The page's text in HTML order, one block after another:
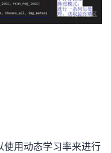
使用动态学习率来进行